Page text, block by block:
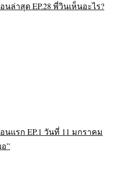
ล่าสุด EP.28 พี่วินเห็นอะไร?
แรก EP.1 วันที่ 11 มกราคม
”